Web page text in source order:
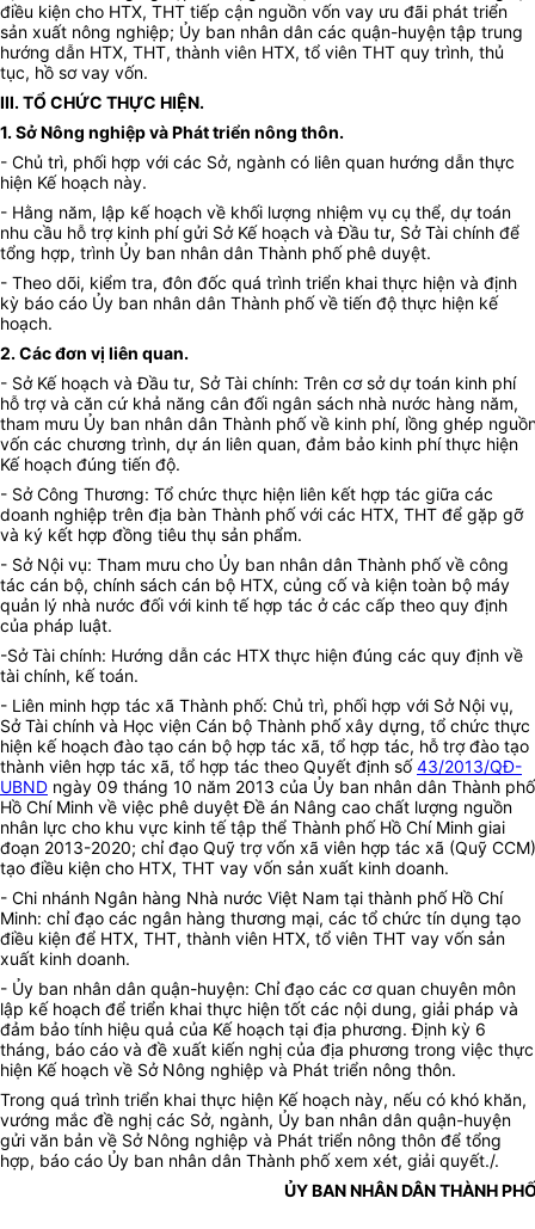
điều kiện cho HTX, THT tiếp cận nguồn vốn vay ưu đãi phát triển
sản xuất nông nghiệp; Ủy ban nhân dân các quận-huyện tập trung
hướng dẫn HTX, THT, thành viên HTX, tổ viên THT quy trình, thủ
tục, hồ sơ vay vốn.
III. TỔ CHỨC THỰC HIỆN.
1. Sở Nông nghiệp và Phát triển nông thôn.
- Chủ trì, phối hợp với các Sở, ngành có liên quan hướng dẫn thực
hiện Kế hoạch này.
- Hằng năm, lập kế hoạch về khối lượng nhiệm vụ cụ thể, dự toán
nhu cầu hỗ trợ kinh phí gửi Sở Kế hoạch và Đầu tư, Sở Tài chính để
tổng hợp, trình Ủy ban nhân dân Thành phố phê duyệt.
- Theo dõi, kiểm tra, đôn đốc quá trình triển khai thực hiện và định
kỳ báo cáo Ủy ban nhân dân Thành phố về tiến độ thực hiện kế
hoạch.
2. Các đơn vị liên quan.
- Sở Kế hoạch và Đầu tư, Sở Tài chính: Trên cơ sở dự toán kinh phí
hỗ trợ và căn cứ khả năng cân đối ngân sách nhà nước hàng năm,
tham mưu Ủy ban nhân dân Thành phố về kinh phí, lồng ghép
vốn các chương trình, dự án liên quan, đảm bảo kinh phí thực hiện
Kế hoạch đúng tiến độ.
- Sở Công Thương: Tổ chức thực hiện liên kết hợp tác giữa các
doanh nghiệp trên địa bàn Thành phố với các HTX, THT để gặp gỡ
và ký kết hợp đồng tiêu thụ sản phẩm.
- Sở Nội vụ: Tham mưu cho Ủy ban nhân dân Thành phố về công
tác cán bộ, chính sách cán bộ HTX, củng cố và kiện toàn bộ máy
quản lý nhà nước đối với kinh tế hợp tác ở các cấp theo quy định
của pháp luật.
-Sở Tài chính: Hướng dẫn các HTX thực hiện đúng các quy định về
tài chính, kế toán.
- Liên minh hợp tác xã Thành phố: Chủ trì, phối hợp với Sở Nội vụ,
Sở Tài chính và Học viện Cán bộ Thành phố xây dựng, tổ chức thực
hiện kế hoạch đào tạo cán bộ hợp tác xã, tổ hợp tác, hỗ trợ đào tạo
thành viên hợp tác xã, tổ hợp tác theo Quyết định số43/2013/QĐ-
UBND ngày 09 tháng 10 năm 2013 của Ủy ban nhân dân Thành phố
Hồ Chí Minh về việc phê duyệt Đề án Nâng cao chất lượng nguồn
nhân lực cho khu vực kinh tế tập thể Thành phố Hồ Chí Minh giai
đoạn 2013-2020; chỉ đạo Quỹ trợ vốn xã viên hợp tác xã (Quỹ CCM)
tạo điều kiện cho HTX, THT vay vốn sản xuất kinh doanh.
- Chi nhánh Ngân hàng Nhà nước Việt Nam tại thành phố Hồ Chí
Minh: chỉ đạo các ngân hàng thương mại, các tổ chức tín dụng tạo
điều kiện để HTX, THT, thành viên HTX, tổ viên THT vay vốn sản
xuất kinh doanh.
- Ủy ban nhân dân quận-huyện: Chỉ đạo các cơ quan chuyên môn
lập kế hoạch để triển khai thực hiện tốt các nội dung, giải pháp và
đảm bảo tính hiệu quả của Kế hoạch tại địa phương. Định kỳ 6
tháng, báo cáo và đề xuất kiến nghị của địa phương trong việc thực
hiện Kế hoạch về Sở Nông nghiệp và Phát triển nông thôn.
Trong quá trình triển khai thực hiện Kế hoạch này, nếu có khó khăn,
vướng mắc đề nghị các Sở, ngành, Ủy ban nhân dân quận-huyện
gửi văn bản về Sở Nông nghiệp và Phát triển nông thôn để tổng
hợp, báo cáo Ủy ban nhân dân Thành phố xem xét, giải quyết./.
ỦY BAN NHÂN DÂN THÀNH